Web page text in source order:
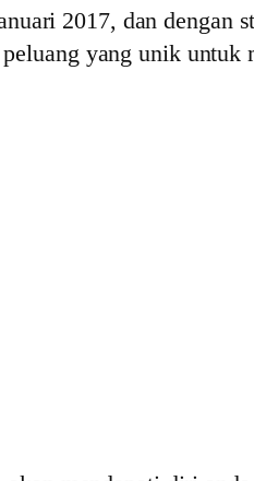
2017, dan dengan
yang unik untuk